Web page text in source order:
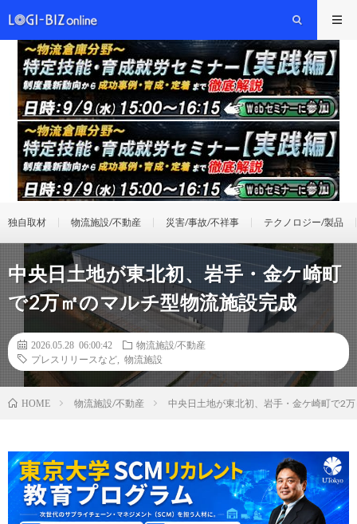
独自取材 物流施設/不動産 災害/事故/不祥事 テクノロジー/製品
中央日土地が東北初、岩手・金ケ崎町
で2万㎡のマルチ型物流施設完成
2026.05.28 06:00:42
物流施設/不動産
プレスリリースなど
物流施設
HOME 物流施設/不動産 中央日土地が東北初、岩手・金ケ崎町で2